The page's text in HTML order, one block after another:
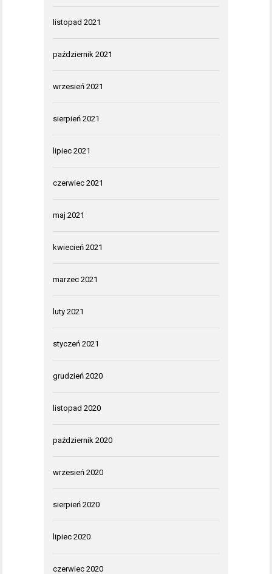
listopad 2021
październik 2021
wrzesień 2021
sierpień 2021
lipiec 2021
czerwiec 2021
maj 2021
kwiecień 2021
marzec 2021
luty 2021
styczeń 2021
grudzień 2020
listopad 2020
październik 2020
wrzesień 2020
sierpień 2020
lipiec 2020
czerwiec 2020